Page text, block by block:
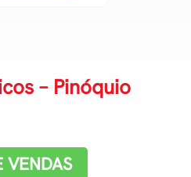
– Pinóquio
VENDAS